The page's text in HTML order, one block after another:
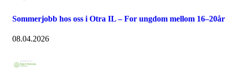
Sommerjobb hos oss i Otra IL – For ungdom mellom 16–20år
08.04.2026